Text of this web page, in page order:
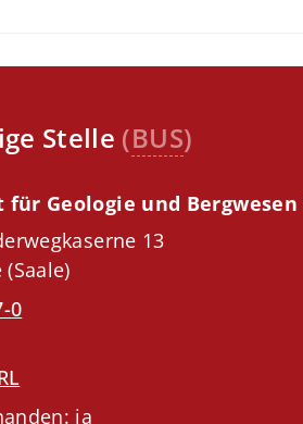
Stelle (BUS)
für Geologie und
13
0
ja